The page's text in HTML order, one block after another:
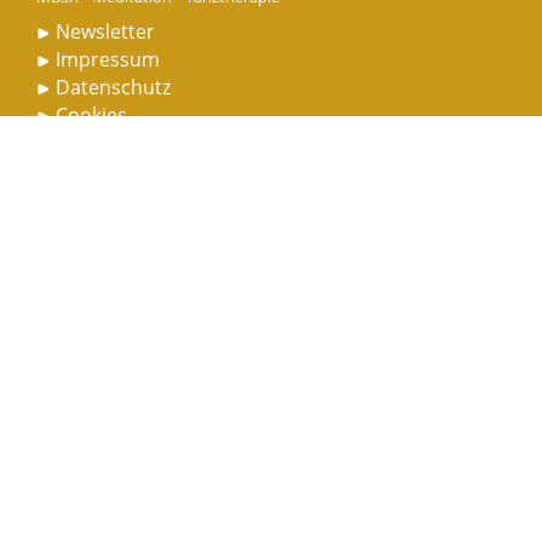
Newsletter
Impressum
Datenschutz
Cookies